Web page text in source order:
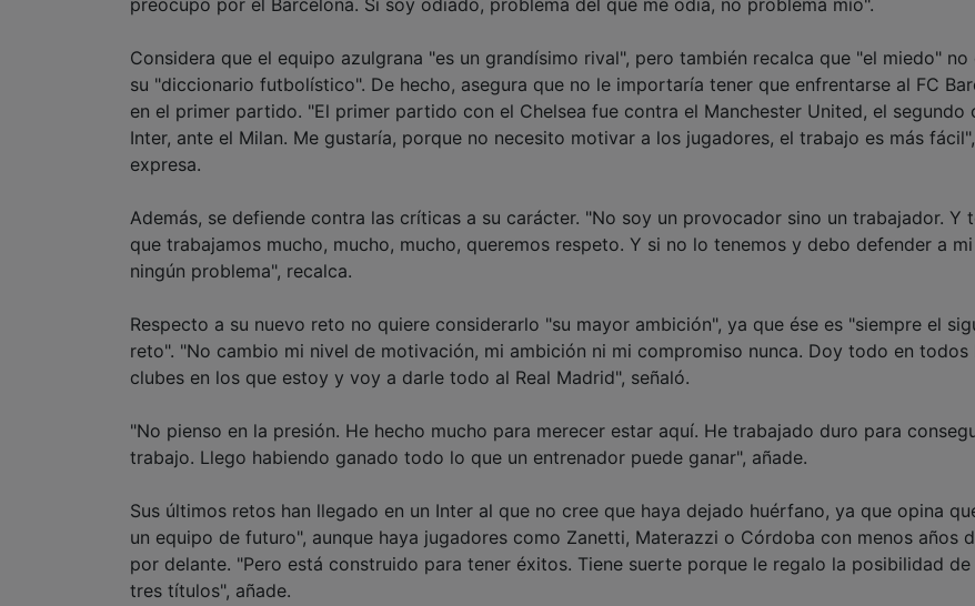
Considera que el equipo azulgrana "es un grandísimo rival", pero también recalca que "el miedo" no
su "diccionario futbolístico". De hecho, asegura que no le importaría tener que enfrentarse al FC
en el primer partido. "El primer partido con el Chelsea fue contra el Manchester United, el segundo
Inter, ante el Milan. Me gustaría, porque no necesito motivar a los jugadores, el trabajo es más fácil",
expresa.
Además, se defiende contra las críticas a su carácter. "No soy un provocador sino un trabajador. Y
que trabajamos mucho, mucho, mucho, queremos respeto. Y si no lo tenemos y debo defender a
ningún problema", recalca.
Respecto a su nuevo reto no quiere considerarlo "su mayor ambición", ya que ése es "siempre el
reto". "No cambio mi nivel de motivación, mi ambición ni mi compromiso nunca. Doy todo en todos
clubes en los que estoy y voy a darle todo al Real Madrid", señaló.
"No pienso en la presión. He hecho mucho para merecer estar aquí. He trabajado duro para
trabajo. Llego habiendo ganado todo lo que un entrenador puede ganar", añade.
Sus últimos retos han llegado en un Inter al que no cree que haya dejado huérfano, ya que opina
un equipo de futuro", aunque haya jugadores como Zanetti, Materazzi o Córdoba con menos años
por delante. "Pero está construido para tener éxitos. Tiene suerte porque le regalo la posibilidad de
tres títulos", añade.